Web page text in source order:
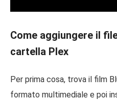
Come aggiungere il
cartella Plex
Per prima cosa, trova il film
formato multimediale e poi